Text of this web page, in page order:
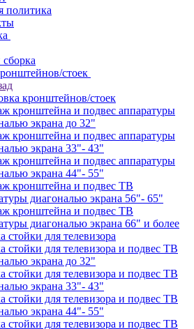
политика
стоек
кронштейнов/стоек
кронштейна и подвес аппаратуры
экрана до 32"
кронштейна и подвес аппаратуры
экрана 33"- 43"
кронштейна и подвес аппаратуры
экрана 44"- 55"
кронштейна и подвес ТВ
диагональю экрана 56"- 65"
кронштейна и подвес ТВ
диагональю экрана 66" и более
стойки для телевизора
стойки для телевизора и подвес ТВ
экрана до 32"
стойки для телевизора и подвес ТВ
экрана 33"- 43"
стойки для телевизора и подвес ТВ
экрана 44"- 55"
стойки для телевизора и подвес ТВ